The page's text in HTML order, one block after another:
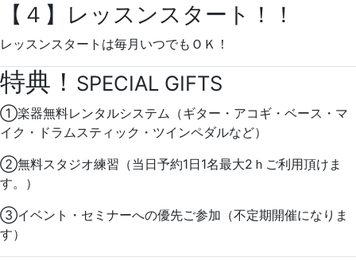
【４】レッスンスタート！！
レッスンスタートは毎月いつでもＯＫ！
特典！ SPECIAL GIFTS
①楽器無料レンタルシステム（ギター・アコギ・ベース・マ
イク・ドラムスティック・ツインペダルなど）
②無料スタジオ練習（当日予約1日1名最大2ｈご利用頂けま
す。）
③イベント・セミナーへの優先ご参加（不定期開催になりま
す）